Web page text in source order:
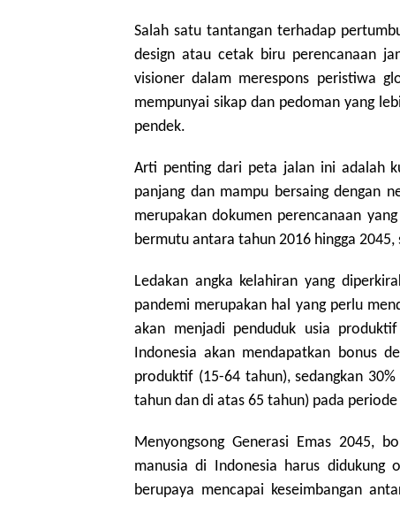
Salah satu tantangan terhadap
design atau cetak biru perencanaan
visioner dalam merespons peristiwa
mempunyai sikap dan pedoman yang
pendek.
Arti penting dari peta jalan ini adalah
panjang dan mampu bersaing dengan
merupakan dokumen perencanaan
bermutu antara tahun 2016 hingga
Ledakan angka kelahiran yang
pandemi merupakan hal yang perlu
akan menjadi penduduk usia
Indonesia akan mendapatkan bonus
produktif (15-64 tahun), sedangkan
tahun dan di atas 65 tahun) pada
Menyongsong Generasi Emas 2045,
manusia di Indonesia harus didukung
berupaya mencapai keseimbangan